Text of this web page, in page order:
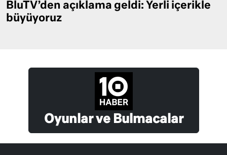
BluTV’den açıklama geldi: Yerli içerikle
büyüyoruz
Oyunlar ve Bulmacalar